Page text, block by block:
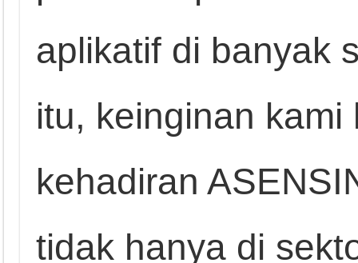
aplikatif di banyak
itu, keinginan
kehadiran
tidak hanya di